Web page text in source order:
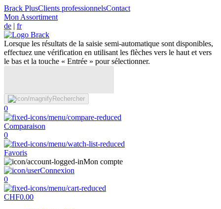
Brack PlusClients professionnelsContact
Mon Assortiment
de | fr
Lorsque les résultats de la saisie semi-automatique sont disponibles,
effectuez une vérification en utilisant les flèches vers le haut et vers
le bas et la touche « Entrée » pour sélectionner.
Rechercher
0
Comparaison
0
Favoris
Mon compte
Connexion
0
CHF0.00